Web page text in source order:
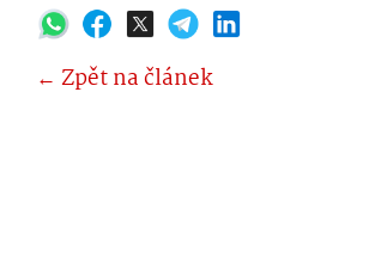
← Zpět na článek